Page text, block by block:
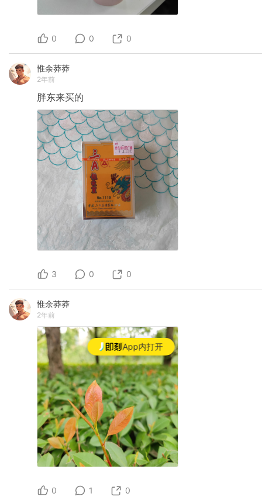
App内打开
0 0 0
惟余莽莽
2年前
胖东来买的
3 0 0
惟余莽莽
2年前
0 1 0